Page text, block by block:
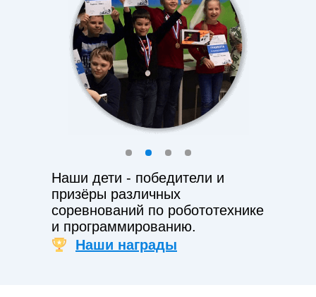
Наши дети - победители и
призёры различных
соревнований по робототехнике
и программированию.
Наши награды